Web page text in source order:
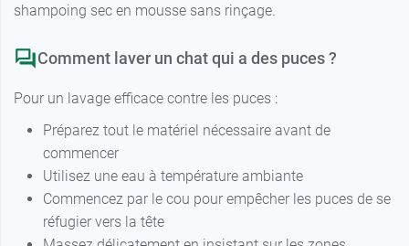
shampoing sec en mousse sans rinçage.
Comment laver un chat qui a des puces ?
Pour un lavage efficace contre les puces :
Préparez tout le matériel nécessaire avant de
commencer
Utilisez une eau à température ambiante
Commencez par le cou pour empêcher les puces de se
réfugier vers la tête